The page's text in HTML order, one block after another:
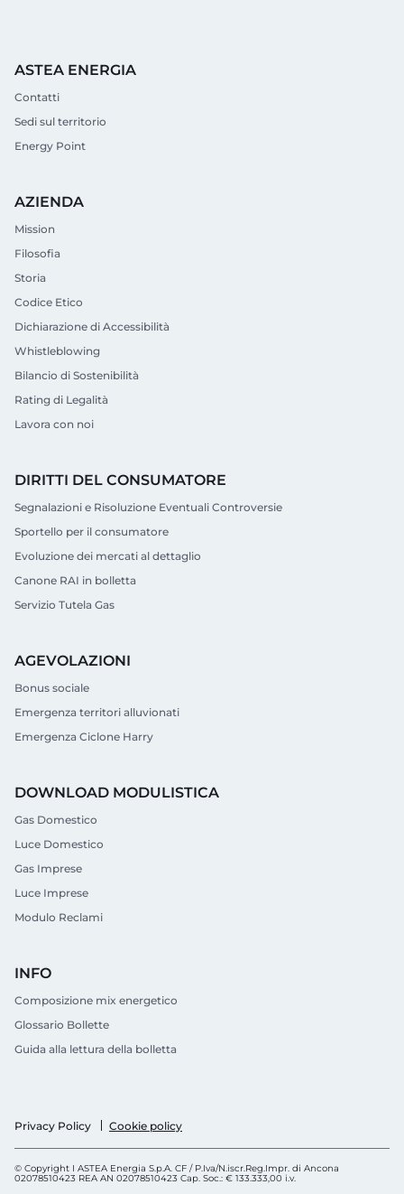
ASTEA ENERGIA
Contatti
Sedi sul territorio
Energy Point
AZIENDA
Mission
Filosofia
Storia
Codice Etico
Dichiarazione di Accessibilità
Whistleblowing
Bilancio di Sostenibilità
Rating di Legalità
Lavora con noi
DIRITTI DEL CONSUMATORE
Segnalazioni e Risoluzione Eventuali Controversie
Sportello per il consumatore
Evoluzione dei mercati al dettaglio
Canone RAI in bolletta
Servizio Tutela Gas
AGEVOLAZIONI
Bonus sociale
Emergenza territori alluvionati
Emergenza Ciclone Harry
DOWNLOAD MODULISTICA
Gas Domestico
Luce Domestico
Gas Imprese
Luce Imprese
Modulo Reclami
INFO
Composizione mix energetico
Glossario Bollette
Guida alla lettura della bolletta
Privacy Policy Cookie policy
© Copyright I ASTEA Energia S.p.A. CF / P.Iva/N.iscr.Reg.Impr. di Ancona
02078510423 REA AN 02078510423 Cap. Soc.: € 133.333,00 i.v.